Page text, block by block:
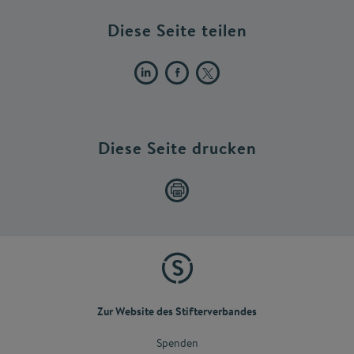
Diese Seite teilen
Diese Seite drucken
Zur Website des Stifterverbandes
Spenden